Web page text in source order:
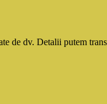
de dv. Detalii putem